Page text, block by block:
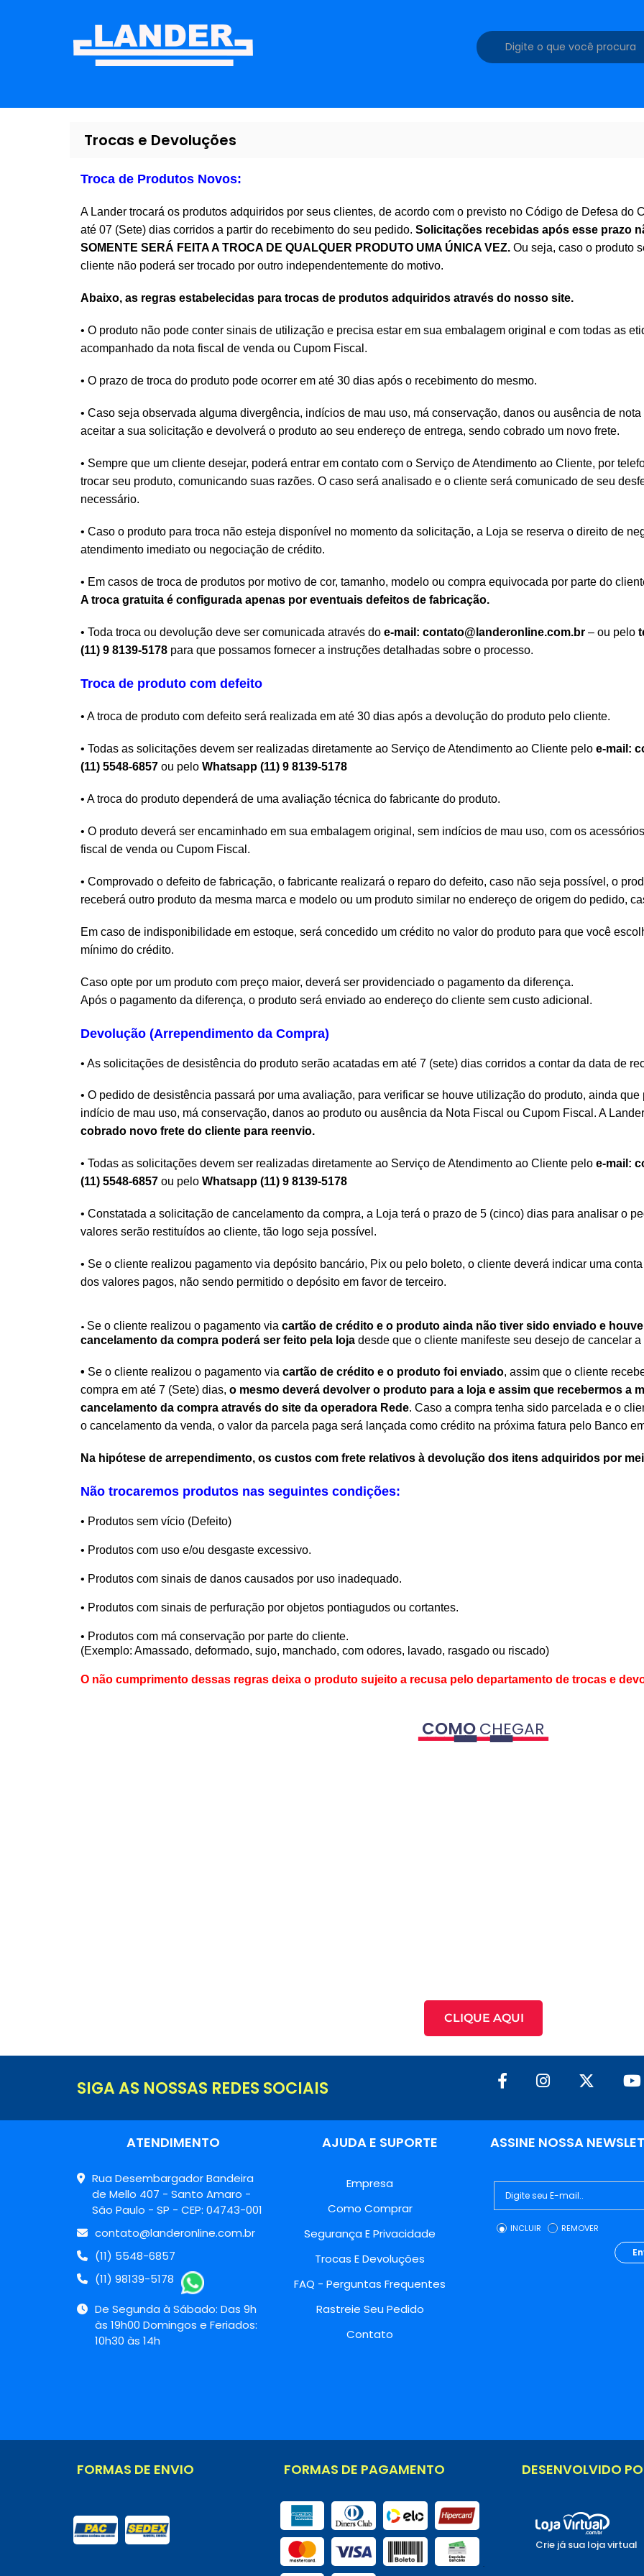
Trocas e Devoluções
Troca de Produtos Novos:
A Lander trocará os produtos adquiridos por seus clientes, de acordo com o previsto no Código de Defesa do
até 07 (Sete) dias corridos a partir do recebimento do seu pedido. Solicitações recebidas após esse prazo
SOMENTE SERÁ FEITA A TROCA DE QUALQUER PRODUTO UMA ÚNICA VEZ. Ou seja, caso o produto
cliente não poderá ser trocado por outro independentemente do motivo.
Abaixo, as regras estabelecidas para trocas de produtos adquiridos através do nosso site.
• O produto não pode conter sinais de utilização e precisa estar em sua embalagem original e com todas as
acompanhado da nota fiscal de venda ou Cupom Fiscal.
• O prazo de troca do produto pode ocorrer em até 30 dias após o recebimento do mesmo.
• Caso seja observada alguma divergência, indícios de mau uso, má conservação, danos ou ausência de
aceitar a sua solicitação e devolverá o produto ao seu endereço de entrega, sendo cobrado um novo frete.
• Sempre que um cliente desejar, poderá entrar em contato com o Serviço de Atendimento ao Cliente, por
trocar seu produto, comunicando suas razões. O caso será analisado e o cliente será comunicado de seu
necessário.
• Caso o produto para troca não esteja disponível no momento da solicitação, a Loja se reserva o direito de
atendimento imediato ou negociação de crédito.
• Em casos de troca de produtos por motivo de cor, tamanho, modelo ou compra equivocada por parte do
A troca gratuita é configurada apenas por eventuais defeitos de fabricação.
• Toda troca ou devolução deve ser comunicada através do e-mail: contato@landeronline.com.br – ou pelo
(11) 9 8139-5178 para que possamos fornecer a instruções detalhadas sobre o processo.
Troca de produto com defeito
• A troca de produto com defeito será realizada em até 30 dias após a devolução do produto pelo cliente.
• Todas as solicitações devem ser realizadas diretamente ao Serviço de Atendimento ao Cliente pelo e-mail:
(11) 5548-6857 ou pelo Whatsapp (11) 9 8139-5178
• A troca do produto dependerá de uma avaliação técnica do fabricante do produto.
• O produto deverá ser encaminhado em sua embalagem original, sem indícios de mau uso, com os
fiscal de venda ou Cupom Fiscal.
• Comprovado o defeito de fabricação, o fabricante realizará o reparo do defeito, caso não seja possível, o
receberá outro produto da mesma marca e modelo ou um produto similar no endereço de origem do pedido,
Em caso de indisponibilidade em estoque, será concedido um crédito no valor do produto para que você
mínimo do crédito.
Caso opte por um produto com preço maior, deverá ser providenciado o pagamento da diferença.
Após o pagamento da diferença, o produto será enviado ao endereço do cliente sem custo adicional.
Devolução (Arrependimento da Compra)
• As solicitações de desistência do produto serão acatadas em até 7 (sete) dias corridos a contar da data de
• O pedido de desistência passará por uma avaliação, para verificar se houve utilização do produto, ainda
indício de mau uso, má conservação, danos ao produto ou ausência da Nota Fiscal ou Cupom Fiscal. A
cobrado novo frete do cliente para reenvio.
• Todas as solicitações devem ser realizadas diretamente ao Serviço de Atendimento ao Cliente pelo e-mail:
(11) 5548-6857 ou pelo Whatsapp (11) 9 8139-5178
• Constatada a solicitação de cancelamento da compra, a Loja terá o prazo de 5 (cinco) dias para analisar o
valores serão restituídos ao cliente, tão logo seja possível.
• Se o cliente realizou pagamento via depósito bancário, Pix ou pelo boleto, o cliente deverá indicar uma
dos valores pagos, não sendo permitido o depósito em favor de terceiro.
• Se o cliente realizou o pagamento via cartão de crédito e o produto ainda não tiver sido enviado e
cancelamento da compra poderá ser feito pela loja desde que o cliente manifeste seu desejo de cancelar a
• Se o cliente realizou o pagamento via cartão de crédito e o produto foi enviado, assim que o cliente
compra em até 7 (Sete) dias, o mesmo deverá devolver o produto para a loja e assim que recebermos a
cancelamento da compra através do site da operadora Rede. Caso a compra tenha sido parcelada e o
o cancelamento da venda, o valor da parcela paga será lançada como crédito na próxima fatura pelo Banco
Na hipótese de arrependimento, os custos com frete relativos à devolução dos itens adquiridos por
Não trocaremos produtos nas seguintes condições:
• Produtos sem vício (Defeito)
• Produtos com uso e/ou desgaste excessivo.
• Produtos com sinais de danos causados por uso inadequado.
• Produtos com sinais de perfuração por objetos pontiagudos ou cortantes.
• Produtos com má conservação por parte do cliente.
(Exemplo: Amassado, deformado, sujo, manchado, com odores, lavado, rasgado ou riscado)
O não cumprimento dessas regras deixa o produto sujeito a recusa pelo departamento de trocas e
COMOCHEGAR
CLIQUE AQUI
SIGA AS NOSSAS REDES SOCIAIS
ATENDIMENTO
Rua Desembargador Bandeira
de Mello 407 - Santo Amaro -
São Paulo - SP - CEP: 04743-001
contato@landeronline.com.br
(11) 5548-6857
(11) 98139-5178
De Segunda à Sábado: Das 9h
às 19h00 Domingos e Feriados:
10h30 às 14h
AJUDA E SUPORTE
Empresa
Como Comprar
Segurança E Privacidade
Trocas E Devoluções
FAQ - Perguntas Frequentes
Rastreie Seu Pedido
Contato
ASSINE NOSSA
INCLUIR REMOVER
FORMAS DE ENVIO FORMAS DE PAGAMENTO DESENVOLVIDO
Crie já sua loja virtual
.